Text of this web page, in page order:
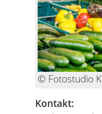
© Fotostudio
Kontakt: